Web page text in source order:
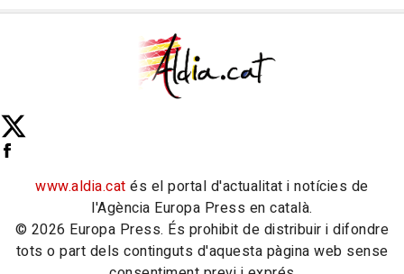
www.aldia.cat és el portal d'actualitat i notícies de
l'Agència Europa Press en català.
© 2026 Europa Press. És prohibit de distribuir i difondre
tots o part dels continguts d'aquesta pàgina web sense